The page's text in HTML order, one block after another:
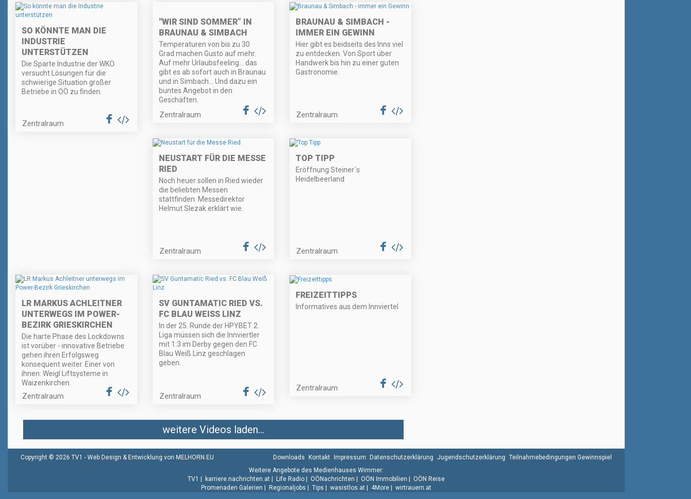
SO KÖNNTE MAN DIE
INDUSTRIE
UNTERSTÜTZEN
Die Sparte Industrie der WKO
versucht Lösungen für die
schwierige Situation großer
Betriebe in OÖ zu finden.
Zentralraum
"WIR SIND SOMMER” IN
BRAUNAU & SIMBACH
Temperaturen von bis zu 30
Grad machen Gusto auf mehr.
Auf mehr Urlaubsfeeling... das
gibt es ab sofort auch in Braunau
und in Simbach... Und dazu ein
buntes Angebot in den
Geschäften.
Zentralraum
BRAUNAU & SIMBACH -
IMMER EIN GEWINN
Hier gibt es beidseits des Inns viel
zu entdecken. Von Sport über
Handwerk bis hin zu einer guten
Gastronomie.
Zentralraum
NEUSTART FÜR DIE MESSE
RIED
Noch heuer sollen in Ried wieder
die beliebten Messen
stattfinden. Messedirektor
Helmut Slezak erklärt wie.
Zentralraum
TOP TIPP
Eröffnung Steiner´s
Heidelbeerland
Zentralraum
LR MARKUS ACHLEITNER
UNTERWEGS IM POWER-
BEZIRK GRIESKIRCHEN
Die harte Phase des Lockdowns
ist vorüber - innovative Betriebe
gehen ihren Erfolgsweg
konsequent weiter. Einer von
ihnen: Weigl Liftsysteme in
Waizenkirchen.
Zentralraum
SV GUNTAMATIC RIED VS.
FC BLAU WEISS LINZ
In der 25. Runde der HPYBET 2.
Liga müssen sich die Innviertler
mit 1:3 im Derby gegen den FC
Blau Weiß Linz geschlagen
geben.
Zentralraum
FREIZEITTIPPS
Informatives aus dem Innviertel
Zentralraum
weitere Videos laden...
Copyright © 2026 TV1 - Web Design & Entwicklung von MELHORN.EU Downloads Kontakt Impressum Datenschutzerklärung Jugendschutzerklärung Teilnahmebedingungen Gewinnspiel
Weitere Angebote des Medienhauses Wimmer:
TV1
karriere.nachrichten.at Life Radio OÖNachrichten OÖN Immobilien
OÖN Reise
Promenaden Galerien
Regionaljobs Tips wasistlos.at 4More wirtrauern.at